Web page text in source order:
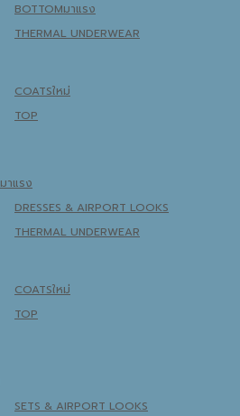
BOTTOM
THERMAL UNDERWEAR
COATS
TOP
DRESSES & AIRPORT LOOKS
THERMAL UNDERWEAR
COATS
TOP
SETS & AIRPORT LOOKS